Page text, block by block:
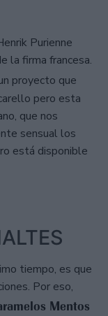
Purienne
la firma francesa.
proyecto que
pero esta
que nos
sensual los
está disponible
tiempo, es que
Por eso,
Mentos